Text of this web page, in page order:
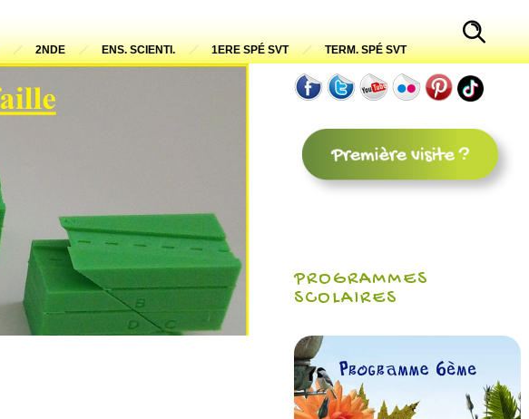
2NDE ENS. SCIENTI. 1ERE SPÉ SVT TERM. SPÉ SVT
PROGRAMMES
SCOLAIRES